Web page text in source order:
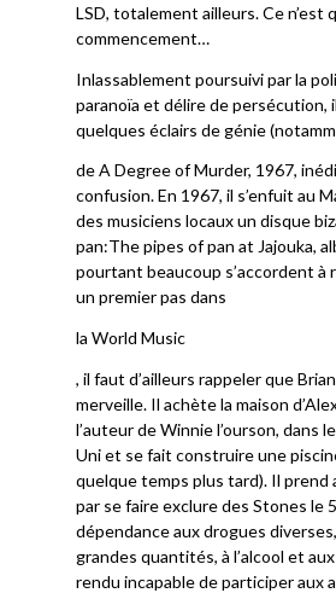
LSD, totalement ailleurs. Ce n’est
commencement…
Inlassablement poursuivi par la
paranoïa et délire de persécution,
quelques éclairs de génie
de A Degree of Murder, 1967,
confusion. En 1967, il s’enfuit au
des musiciens locaux un disque
pan:The pipes of pan at Jajouka,
pourtant beaucoup s’accordent à
un premier pas dans
la World Music
, il faut d’ailleurs rappeler que
merveille. Il achète la maison
l’auteur de Winnie l’ourson, dans
Uni et se fait construire une
quelque temps plus tard). Il prend
par se faire exclure des Stones le
dépendance aux drogues
grandes quantités, à l’alcool et
rendu incapable de participer aux